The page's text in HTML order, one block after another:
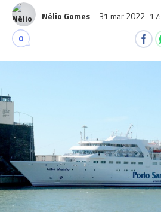
Nélio Gomes 31 mar 2022
0